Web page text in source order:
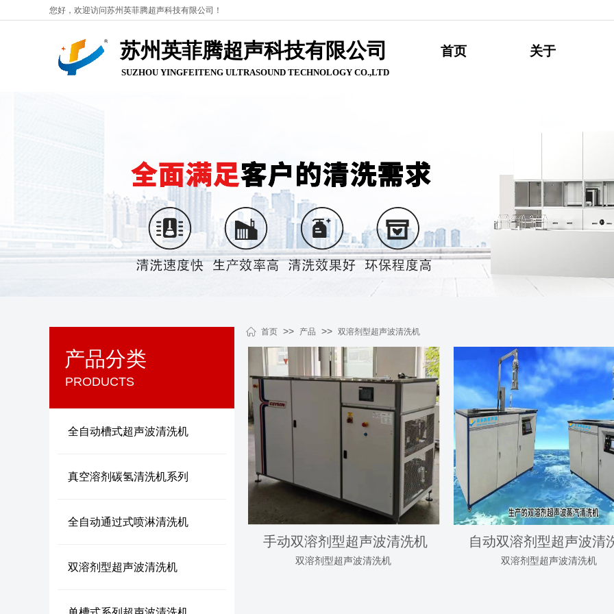
您好，欢迎访问苏州英菲腾超声科技有限公司！
苏州英菲腾超声科技有限公司
SUZHOU YINGFEITENG ULTRASOUND TECHNOLOGY CO.,LTD
首页 关于
手动双溶剂型超声波清洗机
双溶剂型超声波清洗机
自动双溶剂型超声波清
双溶剂型超声波清洗机
PRODUCTS
产品分类
全自动槽式超声波清洗机
真空溶剂碳氢清洗机系列
全自动通过式喷淋清洗机
双溶剂型超声波清洗机
首页 >> 产品 >> 双溶剂型超声波清洗机